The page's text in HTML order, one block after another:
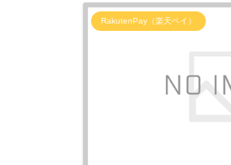
RakutenPay（楽天ペイ）